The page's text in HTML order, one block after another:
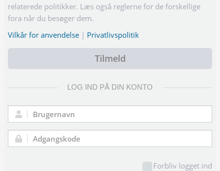
relaterede politikker. Læs også reglerne for de forskellige
fora når du besøger dem.
Vilkår for anvendelse | Privatlivspolitik
Tilmeld
LOG IND PÅ DIN KONTO
Brugernavn:
Adgangskode:
Forbliv logget ind